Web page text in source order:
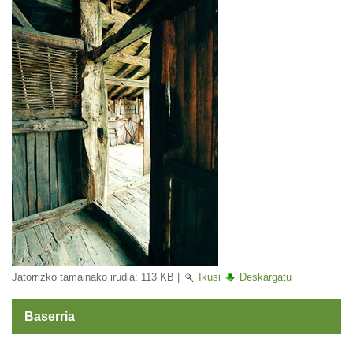
Jatorrizko tamainako irudia: 113 KB | Ikusi Deskargatu
Baserria